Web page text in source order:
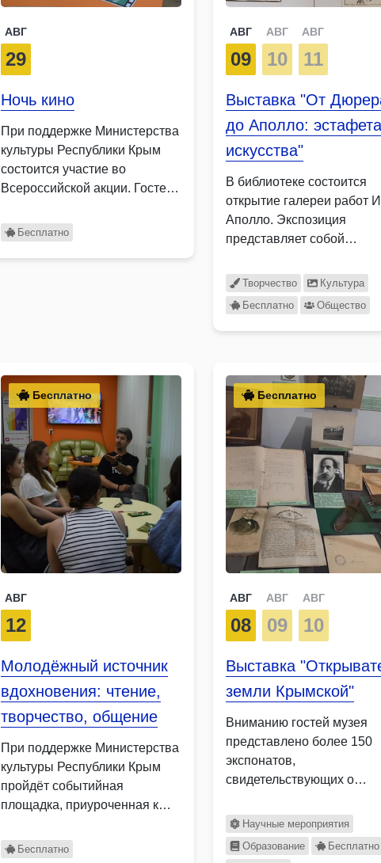
АВГ
29
Ночь кино
При поддержке Министерства
культуры Республики Крым
состоится участие во
Всероссийской акции. Гостей
интересный …
Бесплатно
АВГ
09
АВГ
10
АВГ
11
Выставка "От
до Аполло: эстафета
искусства"
В библиотеке состоится
открытие галереи работ
Аполло. Экспозиция
представляет собой
эпохами. …
Творчество
Культура
Бесплатно
Общество
Бесплатно
АВГ
12
Молодёжный источник
вдохновения: чтение,
творчество, общение
При поддержке Министерства
культуры Республики Крым
пройдёт событийная
площадка, приуроченная к
молодежи. В …
Бесплатно
Бесплатно
АВГ
08
АВГ
09
АВГ
10
Выставка
земли Крымской"
Вниманию гостей музея
представлено более 150
экспонатов,
свидетельствующих о
членов Русского
географического
Научные мероприятия
Образование
Бесплатно